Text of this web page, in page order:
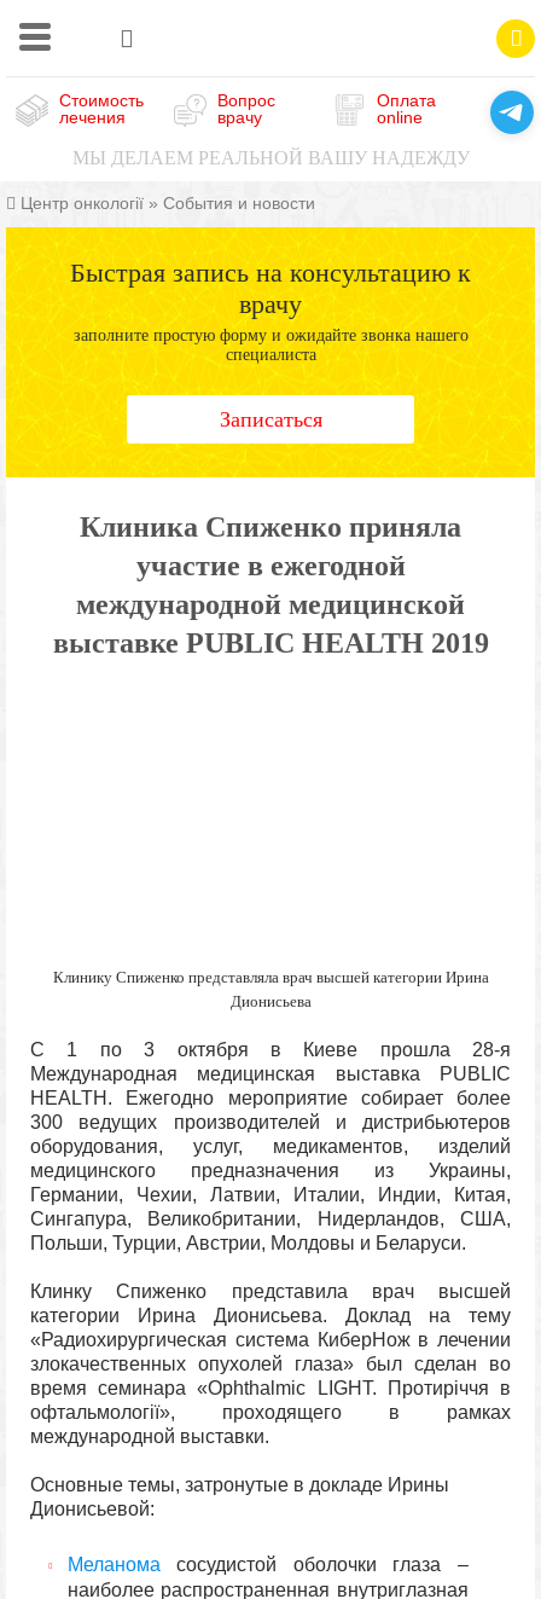
Стоимость
лечения
Вопрос
врачу
Оплата
online
МЫ ДЕЛАЕМ РЕАЛЬНОЙ ВАШУ НАДЕЖДУ
Центр онкології » События и новости
Быстрая запись на консультацию к
врачу
заполните простую форму и ожидайте звонка нашего
специалиста
Записаться
Клиника Спиженко приняла
участие в ежегодной
международной медицинской
выставке PUBLIC HEALTH 2019
Клинику Спиженко представляла врач высшей категории Ирина
Дионисьева
С 1 по 3 октября в Киеве прошла 28-я
Международная медицинская выставка PUBLIC
HEALTH. Ежегодно мероприятие собирает более
300 ведущих производителей и дистрибьютеров
оборудования, услуг, медикаментов, изделий
медицинского предназначения из Украины,
Германии, Чехии, Латвии, Италии, Индии, Китая,
Сингапура, Великобритании, Нидерландов, США,
Польши, Турции, Австрии, Молдовы и Беларуси.
Клинку Спиженко представила врач высшей
категории Ирина Дионисьева. Доклад на тему
«Радиохирургическая система КиберНож в лечении
злокачественных опухолей глаза» был сделан во
время семинара «Ophthalmic LIGHT. Протиріччя в
офтальмології», проходящего в рамках
международной выставки.
Основные темы, затронутые в докладе Ирины
Дионисьевой:
Меланома сосудистой оболочки глаза –
наиболее распространенная внутриглазная